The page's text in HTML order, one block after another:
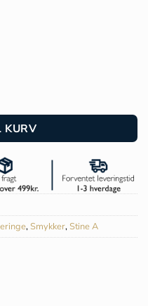
00-Coral antal
KURV
, Smykker, Stine A